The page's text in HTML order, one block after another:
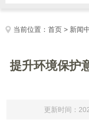
当前位置：首页 > 新闻
提升环境保护
更新时间：